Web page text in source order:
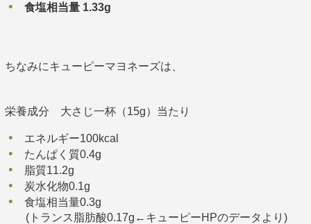
食塩相当量 1.33g
ちなみにキューピーマヨネーズは、
栄養成分 大さじ一杯（15g）当たり
エネルギー100kcal
たんぱく質0.4g
脂質11.2g
炭水化物0.1g
食塩相当量0.3g
(トランス脂肪酸0.17g←キューピーHPのデータより)